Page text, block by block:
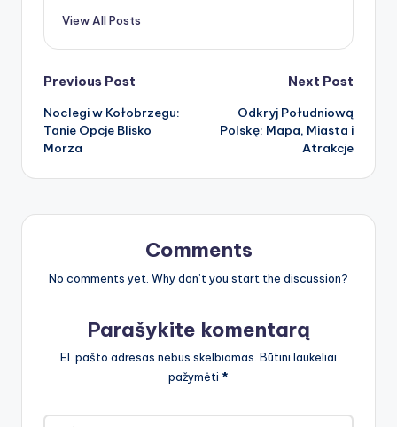
View All Posts
Post
navigation
Previous Post
Noclegi w Kołobrzegu:
Tanie Opcje Blisko
Morza
Next Post
Odkryj Południową
Polskę: Mapa, Miasta i
Atrakcje
Comments
No comments yet. Why don’t you start the discussion?
Parašykite komentarą
El. pašto adresas nebus skelbiamas. Būtini laukeliai
pažymėti *